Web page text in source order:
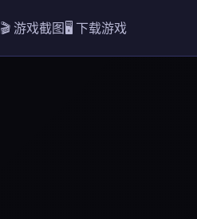
🎬 游戏截图🖥️ 下载游戏